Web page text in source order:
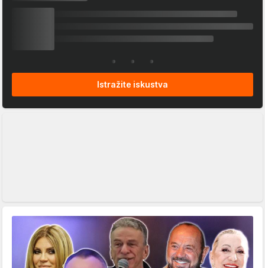
Istražite iskustva